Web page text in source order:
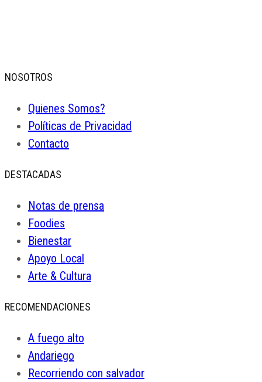
NOSOTROS
Quienes Somos?
Políticas de Privacidad
Contacto
DESTACADAS
Notas de prensa
Foodies
Bienestar
Apoyo Local
Arte & Cultura
RECOMENDACIONES
A fuego alto
Andariego
Recorriendo con salvador